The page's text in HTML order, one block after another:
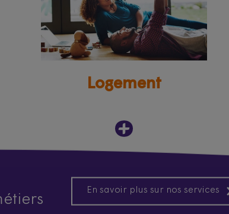
Logement
En savoir plus sur nos services